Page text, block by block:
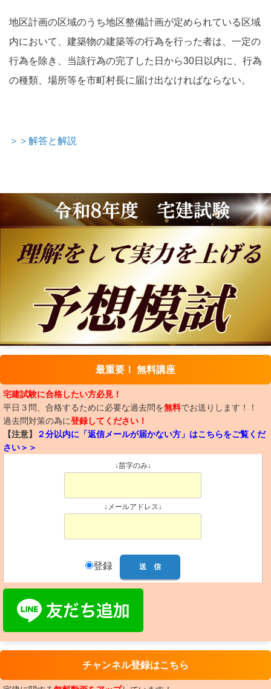
地区計画の区域のうち地区整備計画が定められている区域
内において、建築物の建築等の行為を行った者は、一定の
行為を除き、当該行為の完了した日から30日以内に、行為
の種類、場所等を市町村長に届け出なければならない。
＞＞解答と解説
最重要！ 無料講座
宅建試験に合格したい方必見！
平日３問、合格するために必要な過去問を無料でお送りします！！
過去問対策の為に登録してください！
【注意】
２分以内に「返信メールが届かない方」はこちらをご覧くだ
さい＞＞
↓苗字のみ↓
↓メールアドレス↓
登録
チャンネル登録はこちら